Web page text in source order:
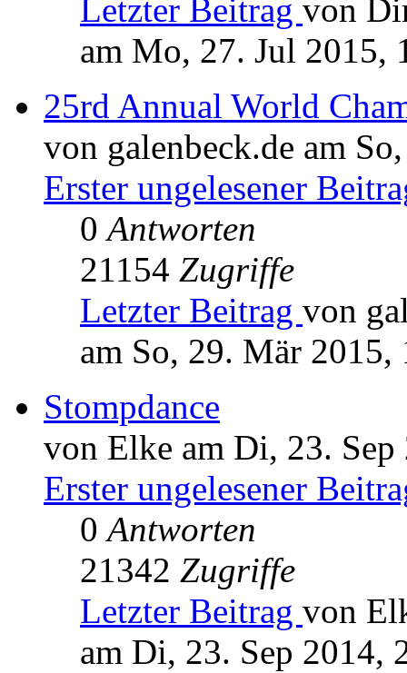
Letzter Beitrag von
am Mo, 27. Jul 2015,
25rd Annual World
von galenbeck.de am
Erster ungelesener
0Antworten
21154 Zugriffe
Letzter Beitrag von
am So, 29. Mär 2015,
Stompdance
von Elke am Di, 23. Sep
Erster ungelesener
0Antworten
21342 Zugriffe
Letzter Beitrag von
am Di, 23. Sep 2014,